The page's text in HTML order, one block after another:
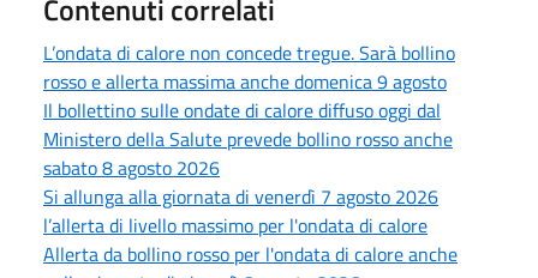
Contenuti correlati
L’ondata di calore non concede tregue. Sarà bollino
rosso e allerta massima anche domenica 9 agosto
Il bollettino sulle ondate di calore diffuso oggi dal
Ministero della Salute prevede bollino rosso anche
sabato 8 agosto 2026
Si allunga alla giornata di venerdì 7 agosto 2026
l’allerta di livello massimo per l'ondata di calore
Allerta da bollino rosso per l'ondata di calore anche